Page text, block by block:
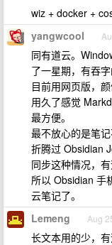
wiz + docker +
yangwcool
同有道云。
了一星期，有吞
目前用网页版，
用久了感觉
最方便。
最不放心的是笔
折腾过 Obsidian
同步这种情况，有
所以 Obsidian 手
云笔记了。
Lemeng Aug
长文本用的少，